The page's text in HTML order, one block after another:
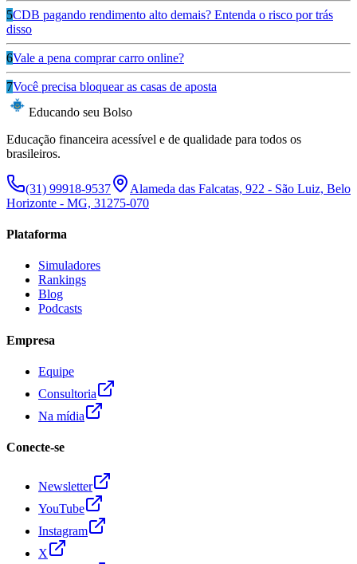
5CDB pagando rendimento alto demais? Entenda o risco por trás
disso
6Vale a pena comprar carro online?
7Você precisa bloquear as casas de aposta
Educando seu Bolso
Educação financeira acessível e de qualidade para todos os
brasileiros.
(31) 99918-9537
Alameda das Falcatas, 922 - São Luiz, Belo
Horizonte - MG, 31275-070
Plataforma
Simuladores
Rankings
Blog
Podcasts
Empresa
Equipe
Consultoria
Na mídia
Conecte-se
Newsletter
YouTube
Instagram
X